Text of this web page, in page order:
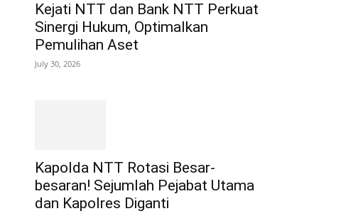
Kejati NTT dan Bank NTT Perkuat
Sinergi Hukum, Optimalkan
Pemulihan Aset
July 30, 2026
Kapolda NTT Rotasi Besar-
besaran! Sejumlah Pejabat Utama
dan Kapolres Diganti